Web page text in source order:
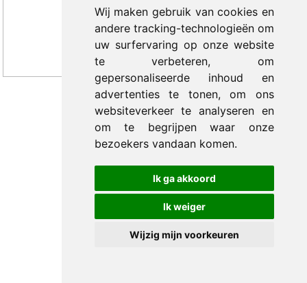
Wij maken gebruik van cookies en
andere tracking-technologieën om
uw surfervaring op onze website
te verbeteren, om
gepersonaliseerde inhoud en
advertenties te tonen, om ons
websiteverkeer te analyseren en
om te begrijpen waar onze
bezoekers vandaan komen.
Ik ga akkoord
Ik weiger
Wijzig mijn voorkeuren
© 2012-2026 Trade Med B.V. -by Selious B.V.